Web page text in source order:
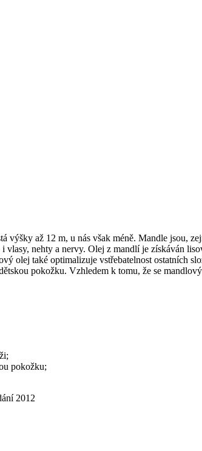
výšky až 12 m, u nás však méně. Mandle jsou,
nehty a nervy. Olej z mandlí je získáván
olej také optimalizuje vstřebatelnost ostatních
pokožku. Vzhledem k tomu, že se
pokožku;
2012